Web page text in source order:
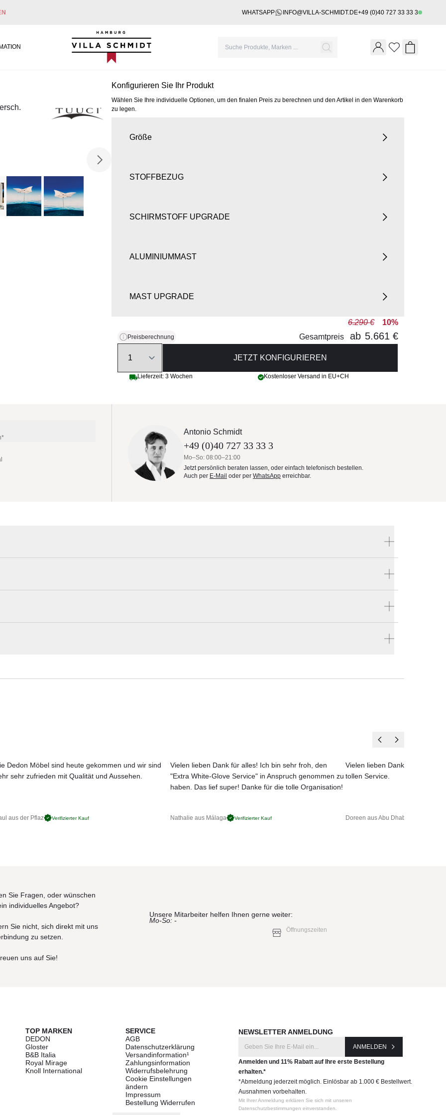
WHATSAPP INFO@VILLA-SCHMIDT.DE+49 (0)40 727 33 33 3
Villa Schmidt
Wishlist
Konfigurieren Sie Ihr Produkt
Wählen Sie Ihre individuelle Optionen, um den finalen Preis zu berechnen und den Artikel in den Warenkorb
zu legen.
Größe
STOFFBEZUG
SCHIRMSTOFF UPGRADE
ALUMINIUMMAST
MAST UPGRADE
BELEUCHTUNG, AUTOMATISIERUNG, HEIZUNG
ÖFFNUNGSSYSTEM
SCHUTZHÜLLE
Preisberechnung
6.290 €
10%
Gesamtpreis
ab 5.661 €
JETZT KONFIGURIEREN
Lieferzeit: 3 Wochen Kostenloser Versand in EU+CH
Antonio Schmidt
+49 (0)40 727 33 33 3
Mo–So: 08:00–21:00
Jetzt persönlich beraten lassen, oder einfach telefonisch bestellen.
Auch per E-Mail oder per WhatsApp erreichbar.
die vollendete Kombination aus strapazierfähiger Konstruktion,
(original Sunbrella)
JETZT MUSTER BESTELLEN
Dedon Möbel sind heute gekommen und wir sind
sehr zufrieden mit Qualität und Aussehen.
aus der Pflaz Verifizierter Kauf
Vielen lieben Dank für alles! Ich bin sehr froh, den
"Extra White-Glove Service" in Anspruch genommen zu
haben. Das lief super! Danke für die tolle Organisation!
Nathalie aus Málaga Verifizierter Kauf
Vielen lieben Dank für das
tollen Service.
Doreen aus Abu Dhabi
Sie Fragen, oder wünschen
individuelles Angebot?
Sie nicht, sich direkt mit uns
zu setzen.
uns auf Sie!
Unsere Mitarbeiter helfen Ihnen gerne weiter:
Mo-So: -
Öffnungszeiten
TOP MARKEN
DEDON
Gloster
B&B Italia
Royal Mirage
Knoll International
SERVICE
AGB
Datenschutzerklärung
Versandinformation¹
Zahlungsinformation
Widerrufsbelehrung
Cookie Einstellungen
ändern
Impressum
Bestellung Widerrufen
NEWSLETTER ANMELDUNG
ANMELDEN
Anmelden und 11% Rabatt auf Ihre erste Bestellung
erhalten.*
*Abmeldung jederzeit möglich. Einlösbar ab 1.000 € Bestellwert.
Ausnahmen vorbehalten.
Mit Ihrer Anmeldung erklären Sie sich mit unseren
Datenschutzbestimmungen einverstanden.